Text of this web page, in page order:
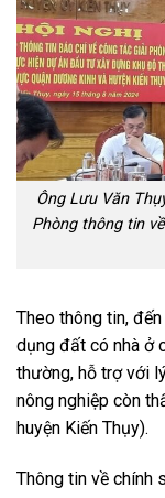
Ông Lưu Văn
Phòng thông tin
Theo thông tin,
dụng đất có nhà ở
thường, hỗ trợ với
nông nghiệp còn
huyện Kiến Thụy).
Thông tin về chính